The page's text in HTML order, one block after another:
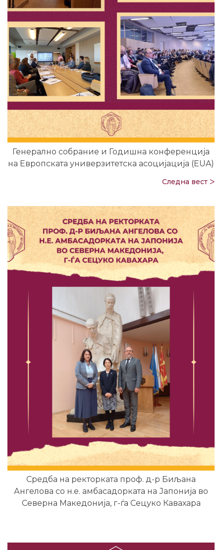
Генерално собрание и Годишна конференција
на Европската универзитетска асоцијација (EUA)
Следна вест ᐳ
Средба на ректорката проф. д-р Биљана
Ангелова со н.е. амбасадорката на Јапонија во
Северна Македонија, г-ѓа Сецуко Кавахара